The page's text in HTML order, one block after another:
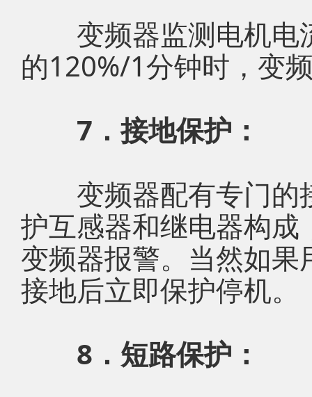
变频器监测电机电
的120%/1分钟时，变
7．接地保护：
变频器配有专门的
护互感器和继电器构
变频器报警。当然如
接地后立即保护停机。
8．短路保护：